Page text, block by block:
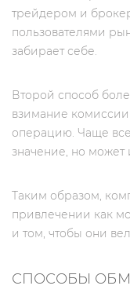
трейдером и
пользователями
забирает себе.
Второй способ
взимание
операцию. Чаще
значение, но может
Таким образом,
привлечении как
и том, чтобы они
СПОСОБЫ